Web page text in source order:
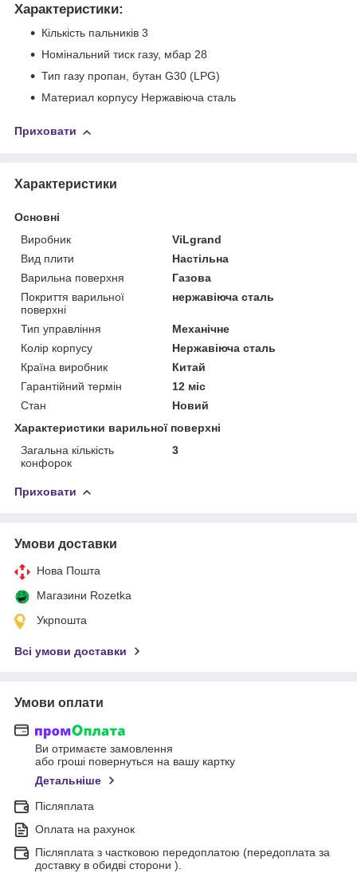
Xарактеристики:
Кількість пальників 3
Номінальний тиск газу, мбар 28
Тип газу пропан, бутан G30 (LPG)
Материал корпусу Нержавіюча сталь
Приховати
Характеристики
Основні
Виробник
ViLgrand
Вид плити
Настільна
Варильна поверхня
Газова
Покриття варильної
поверхні
нержавіюча сталь
Тип управління
Механічне
Колір корпусу
Нержавіюча сталь
Країна виробник
Китай
Гарантійний термін
12 міс
Стан
Новий
Характеристики варильної поверхні
Загальна кількість
конфорок
3
Приховати
Умови доставки
Нова Пошта
Магазини Rozetka
Укрпошта
Всі умови доставки
Умови оплати
Ви отримаєте замовлення
або гроші повернуться на вашу картку
Детальніше
Післяплата
Оплата на рахунок
Післяплата з частковою передоплатою (передоплата за
доставку в обидві сторони ).